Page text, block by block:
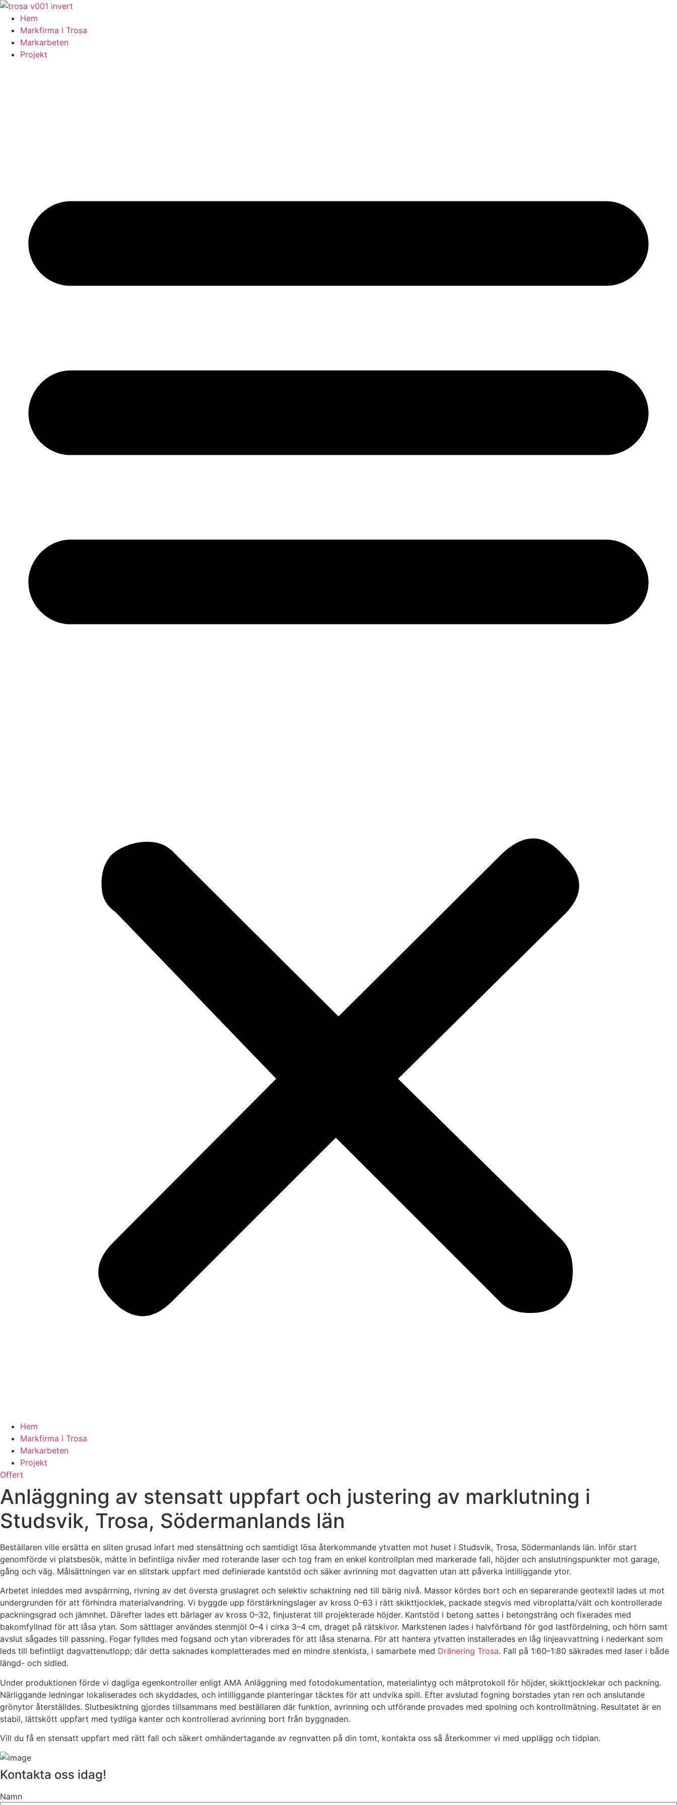
Skip
content
Hem
Markfirma i Trosa
Markarbeten
Projekt
Hem
Markfirma i Trosa
Markarbeten
Projekt
Offert
Anläggning av stensatt uppfart och justering av marklutning i
Studsvik, Trosa, Södermanlands län
Beställaren ville ersätta en sliten grusad infart med stensättning och samtidigt lösa återkommande ytvatten mot huset i Studsvik, Trosa, Södermanlands län. Inför start
genomförde vi platsbesök, mätte in befintliga nivåer med roterande laser och tog fram en enkel kontrollplan med markerade fall, höjder och anslutningspunkter mot garage,
gång och väg. Målsättningen var en slitstark uppfart med definierade kantstöd och säker avrinning mot dagvatten utan att påverka intilliggande ytor.
Arbetet inleddes med avspärrning, rivning av det översta gruslagret och selektiv schaktning ned till bärig nivå. Massor kördes bort och en separerande geotextil lades ut mot
undergrunden för att förhindra materialvandring. Vi byggde upp förstärkningslager av kross 0–63 i rätt skikttjocklek, packade stegvis med vibroplatta/vält och kontrollerade
packningsgrad och jämnhet. Därefter lades ett bärlager av kross 0–32, finjusterat till projekterade höjder. Kantstöd i betong sattes i betongsträng och fixerades med
bakomfyllnad för att låsa ytan. Som sättlager användes stenmjöl 0–4 i cirka 3–4 cm, draget på rätskivor. Markstenen lades i halvförband för god lastfördelning, och hörn samt
avslut sågades till passning. Fogar fylldes med fogsand och ytan vibrerades för att låsa stenarna. För att hantera ytvatten installerades en låg linjeavvattning i nederkant som
leds till befintligt dagvattenutlopp; där detta saknades kompletterades med en mindre stenkista, i samarbete med Dränering Trosa. Fall på 1:60–1:80 säkrades med laser i både
längd- och sidled.
Under produktionen förde vi dagliga egenkontroller enligt AMA Anläggning med fotodokumentation, materialintyg och mätprotokoll för höjder, skikttjocklekar och packning.
Närliggande ledningar lokaliserades och skyddades, och intilliggande planteringar täcktes för att undvika spill. Efter avslutad fogning borstades ytan ren och anslutande
grönytor återställdes. Slutbesiktning gjordes tillsammans med beställaren där funktion, avrinning och utförande provades med spolning och kontrollmätning. Resultatet är en
stabil, lättskött uppfart med tydliga kanter och kontrollerad avrinning bort från byggnaden.
Vill du få en stensatt uppfart med rätt fall och säkert omhändertagande av regnvatten på din tomt, kontakta oss så återkommer vi med upplägg och tidplan.
Kontakta oss idag!
Namn